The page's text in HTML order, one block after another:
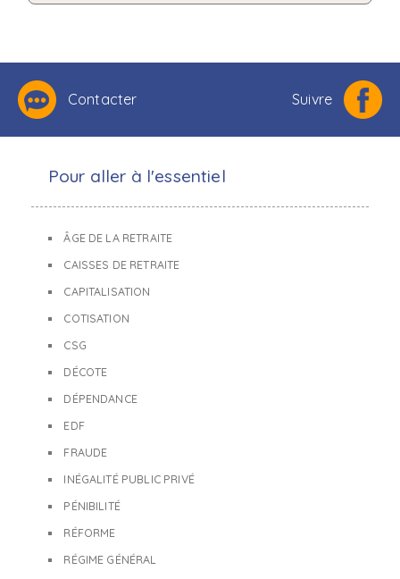
Contacter Suivre
Pour aller à l'essentiel
ÂGE DE LA RETRAITE
CAISSES DE RETRAITE
CAPITALISATION
COTISATION
CSG
DÉCOTE
DÉPENDANCE
EDF
FRAUDE
INÉGALITÉ PUBLIC PRIVÉ
PÉNIBILITÉ
RÉFORME
RÉGIME GÉNÉRAL